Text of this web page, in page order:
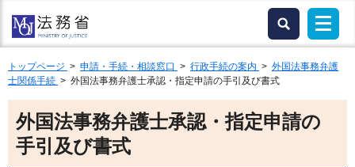
トップページ > 申請・手続・相談窓口 > 行政手続の案内 > 外国法事務弁護
士関係手続 > 外国法事務弁護士承認・指定申請の手引及び書式
外国法事務弁護士承認・指定申請の
手引及び書式